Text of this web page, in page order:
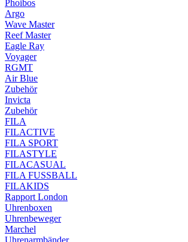
Phoibos
Argo
Wave Master
Reef Master
Eagle Ray
Voyager
RGMT
Air Blue
Zubehör
Invicta
Zubehör
FILA
FILACTIVE
FILA SPORT
FILASTYLE
FILACASUAL
FILA FUSSBALL
FILAKIDS
Rapport London
Uhrenboxen
Uhrenbeweger
Marchel
Uhrenarmbänder